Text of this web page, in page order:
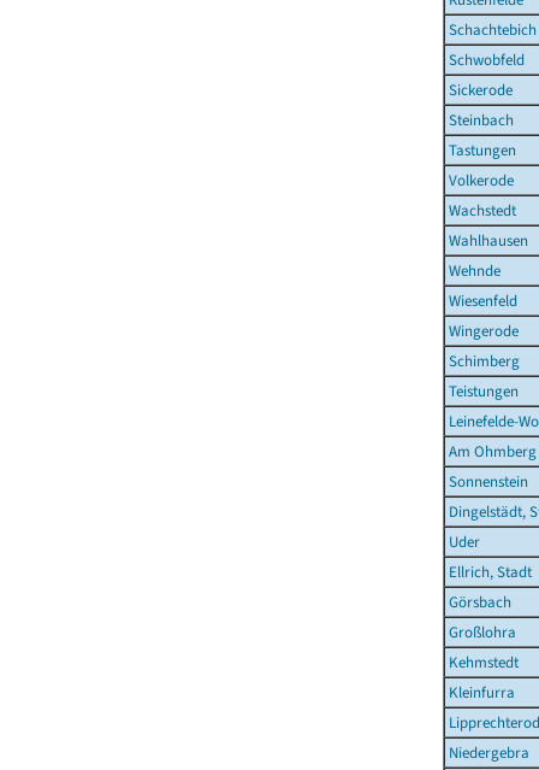
Schachtebich
Schwobfeld
Sickerode
Steinbach
Tastungen
Volkerode
Wachstedt
Wahlhausen
Wehnde
Wiesenfeld
Wingerode
Schimberg
Teistungen
Leinefelde-
Am Ohmberg
Sonnenstein
Dingelstädt,
Uder
Ellrich, Stadt
Görsbach
Großlohra
Kehmstedt
Kleinfurra
Niedergebra